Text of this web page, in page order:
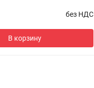
без НДС
В корзину